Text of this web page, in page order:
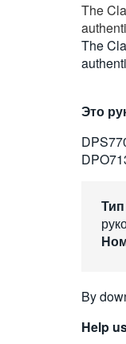
The
The
Это
By
Help